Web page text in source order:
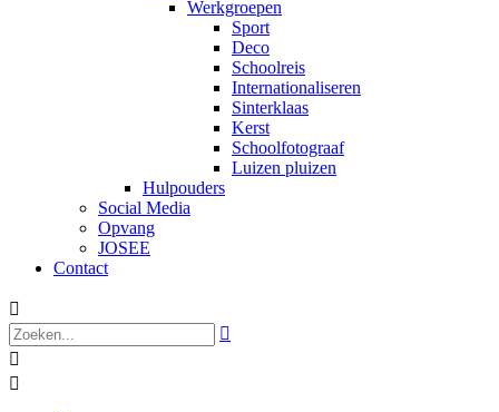
Werkgroepen
Sport
Deco
Schoolreis
Internationaliseren
Sinterklaas
Kerst
Schoolfotograaf
Luizen pluizen
Hulpouders
Social Media
Opvang
JOSEE
Contact



